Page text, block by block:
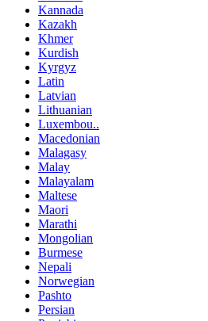
Kannada
Kazakh
Khmer
Kurdish
Kyrgyz
Latin
Latvian
Lithuanian
Luxembou..
Macedonian
Malagasy
Malay
Malayalam
Maltese
Maori
Marathi
Mongolian
Burmese
Nepali
Norwegian
Pashto
Persian